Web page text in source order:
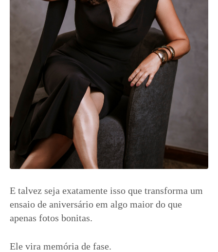
E talvez seja exatamente isso que transforma um
ensaio de aniversário em algo maior do que
apenas fotos bonitas.
Ele vira memória de fase.